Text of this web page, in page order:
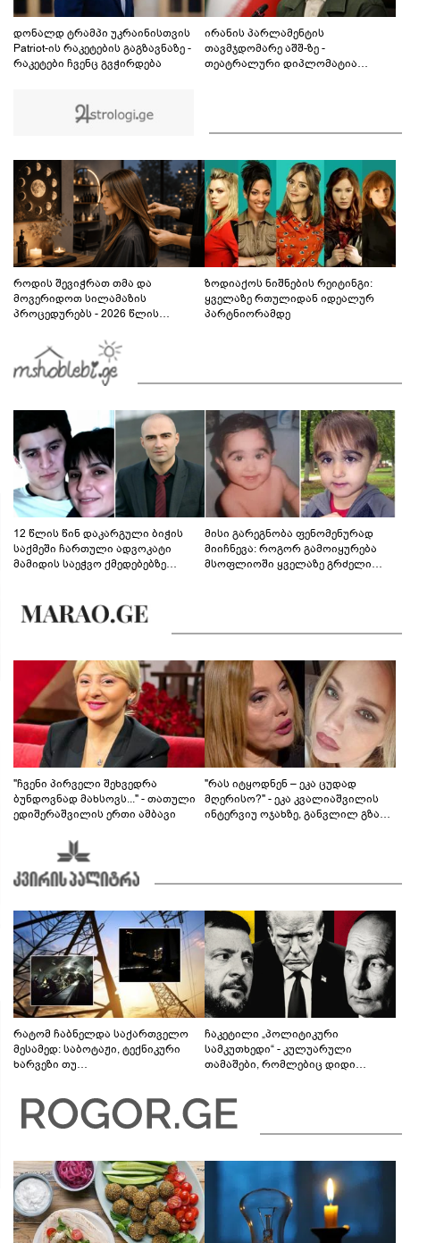
პატიმრობა ემუქრებათ არასრულწლოვნებს?
დონალდ ტრამპი უკრაინისთვის
Patriot-ის რაკეტების გაგზავნაზე -
რაკეტები ჩვენც გვჭირდება
ირანის პარლამენტის
თავმჯდომარე აშშ-ზე -
თეატრალური დიპლომატია
როდის შევიჭრათ თმა და
მოვერიდოთ სილამაზის
პროცედურებს - 2026 წლის
გზამკვლევი
ზოდიაქოს ნიშნების რეიტინგი:
ყველაზე რთულიდან იდეალურ
პარტნიორამდე
12 წლის წინ დაკარგული ბიჭის
საქმეში ჩართული ადვოკატი
მამიდის საეჭვო ქმედებებზე
მოწოდებაზე... წლობით
მიმდინარეობდა საქმის
მისი გარეგნობა ფენომენურად
მიიჩნევა: როგორ გამოიყურება
მსოფლიოში ყველაზე გრძელი
"ჩვენი პირველი შეხვედრა
ბუნდოვნად მახსოვს..." - თათული
ედიშერაშვილის ერთი ამბავი
"რას იტყოდნენ – ეკა ცუდად
მღერისო?" - ეკა კვალიაშვილის
ინტერვიუ ოჯახზე, განვლილ გზასა
რატომ ჩაბნელდა საქართველო
მესამედ: საბოტაჟი, ტექნიკური
ხარვეზი თუ
ჩაკეტილი „პოლიტიკური
სამკუთხედი“ - კულუარული
თამაშები, რომლებიც დიდი